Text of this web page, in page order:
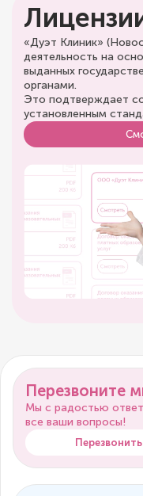
«Дуэт Клиник»
деятельность на
выданных
органами.
Это подтверждает
установленным
Перезвоните
Мы с радостью
все ваши вопросы!
Перезвонить